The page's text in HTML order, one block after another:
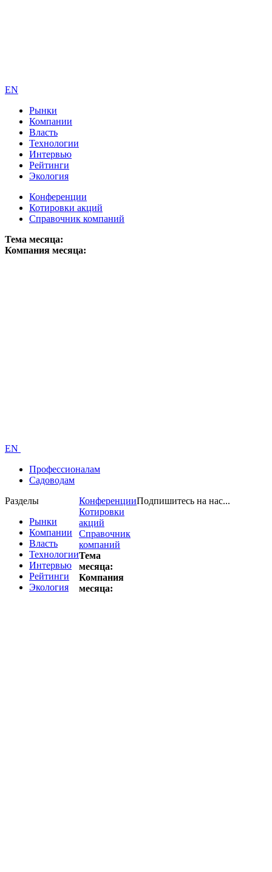
EN
Рынки
Компании
Власть
Технологии
Интервью
Рейтинги
Экология
Конференции
Котировки акций
Справочник компаний
Тема месяца:
Компания месяца:
EN
Профессионалам
Садоводам
Разделы
Рынки
Компании
Власть
Технологии
Интервью
Рейтинги
Экология
Конференции
Котировки
акций
Справочник
компаний
Тема
месяца:
Компания
месяца:
Подпишитесь на нас...